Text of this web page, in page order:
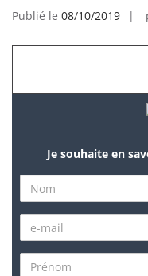
Publié le 08/10/2019
Je souhaite en